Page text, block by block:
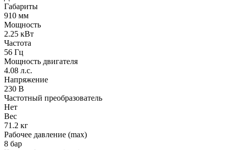
Габариты
910 мм
Мощность
2.25 кВт
Частота
56 Гц
Мощность двигателя
4.08 л.с.
Напряжение
230 В
Частотный преобразователь
Нет
Вес
71.2 кг
Рабочее давление (max)
8 бар